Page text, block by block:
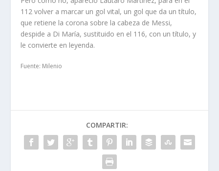
112 volver a marcar un gol vital, un gol que da un título,
que retiene la corona sobre la cabeza de Messi,
despide a Di María, sustituido en el 116, con un título, y
le convierte en leyenda.
Fuente: Milenio
COMPARTIR: